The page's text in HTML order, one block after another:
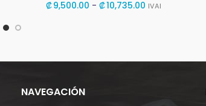
₡9,500.00 - ₡10,735.00 Rango
hasta
IVAI
NAVEGACIÓN